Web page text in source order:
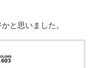
と思いました。